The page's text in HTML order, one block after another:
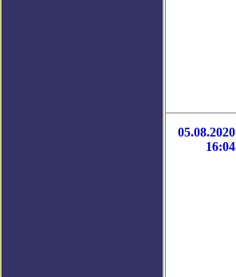
05.08.2020
16:04